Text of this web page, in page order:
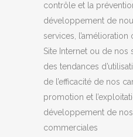
contrôle et la
développement de
services,
Site Internet ou de nos
des tendances
de l’efficacité de nos
promotion et
développement de
commerciales